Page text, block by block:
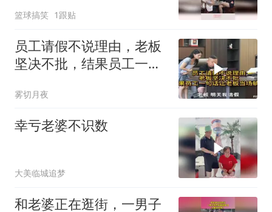
篮球搞笑 1跟贴
员工请假不说理由，老板
坚决不批，结果员工一句
雾切月夜
幸亏老婆不识数
大美临城追梦
和老婆正在逛街，一男子